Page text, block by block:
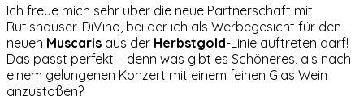
Ich freue mich sehr über die neue Partnerschaft mit
Rutishauser-DiVino, bei der ich als Werbegesicht für den
neuen Muscaris aus der Herbstgold-Linie auftreten darf!
Das passt perfekt – denn was gibt es Schöneres, als nach
einem gelungenen Konzert mit einem feinen Glas Wein
anzustoßen?